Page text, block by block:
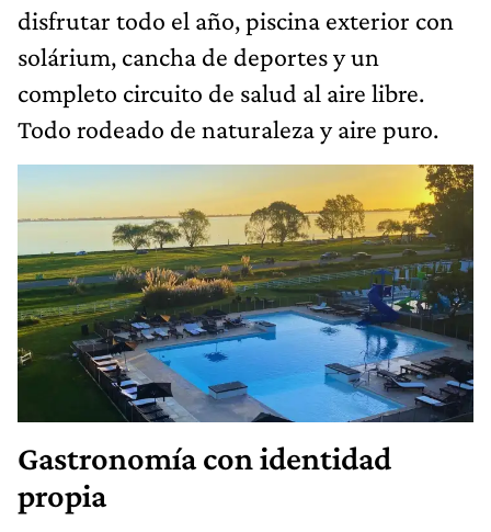
disfrutar todo el año, piscina exterior con
solárium, cancha de deportes y un
completo circuito de salud al aire libre.
Todo rodeado de naturaleza y aire puro.
Gastronomía con identidad
propia